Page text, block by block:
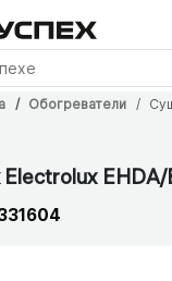
Обогреватели
Electrolux